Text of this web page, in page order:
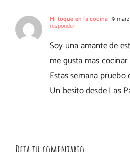
Mi toque en la cocina 9
responder
Soy una amante de
me gusta mas
Estas semana pruebo
Un besito desde Las